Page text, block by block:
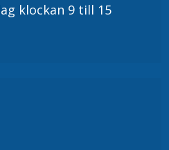
klockan 9 till 15